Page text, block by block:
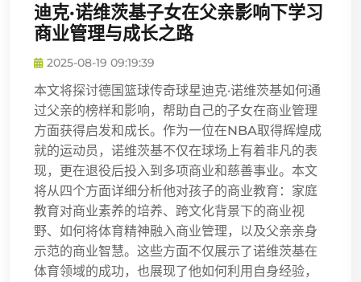
迪克·诺维茨基子女在父亲影响下学习
商业管理与成长之路
2025-08-19 09:19:39
本文将探讨德国篮球传奇球星迪克·诺维茨基如何通
过父亲的榜样和影响，帮助自己的子女在商业管理
方面获得启发和成长。作为一位在NBA取得辉煌成
就的运动员，诺维茨基不仅在球场上有着非凡的表
现，更在退役后投入到多项商业和慈善事业。本文
将从四个方面详细分析他对孩子的商业教育：家庭
教育对商业素养的培养、跨文化背景下的商业视
野、如何将体育精神融入商业管理，以及父亲亲身
示范的商业智慧。这些方面不仅展示了诺维茨基在
体育领域的成功，也展现了他如何利用自身经验，